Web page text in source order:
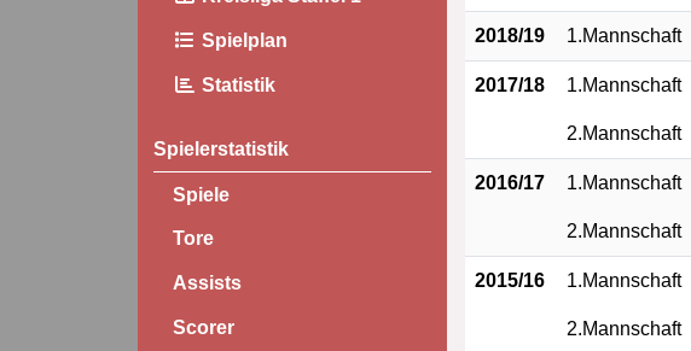
Spielplan
Statistik
Spielerstatistik
Spiele
Tore
Assists
Scorer
2018/19 1.Mannschaft
2017/18 1.Mannschaft
2.Mannschaft
2016/17 1.Mannschaft
2.Mannschaft
2015/16 1.Mannschaft
2.Mannschaft